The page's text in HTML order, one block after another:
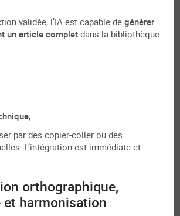
validée, l’IA est capable de générer
un article completdans la bibliothèque
,
par des copier-coller ou des
L’intégration est immédiate et
orthographique,
et harmonisation